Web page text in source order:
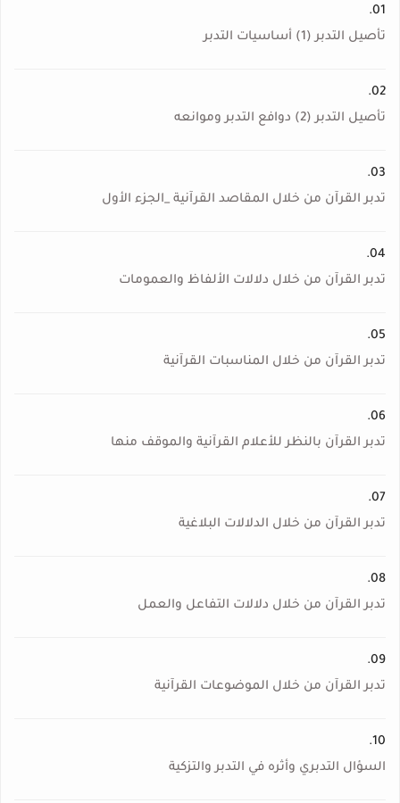
01.
تأصيل التدبر (1) أساسيات التدبر
02.
تأصيل التدبر (2) دوافع التدبر وموانعه
03.
تدبر القرآن من خلال المقاصد القرآنية _الجزء الأول
04.
تدبر القرآن من خلال دلالات الألفاظ والعمومات
05.
تدبر القرآن من خلال المناسبات القرآنية
06.
تدبر القرآن بالنظر للأعلام القرآنية والموقف منها
07.
تدبر القرآن من خلال الدلالات البلاغية
08.
تدبر القرآن من خلال دلالات التفاعل والعمل
09.
تدبر القرآن من خلال الموضوعات القرآنية
10.
السؤال التدبري وأثره في التدبر والتزكية